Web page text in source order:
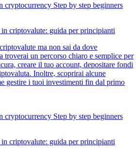
criptovalute: guida per principianti
ma non sai da dove
troverai un percorso chiaro e semplice per
creare il tuo account, depositare fondi
Inoltre, scoprirai alcune
gestire i tuoi investimenti fin dal primo
criptovalute: guida per principianti